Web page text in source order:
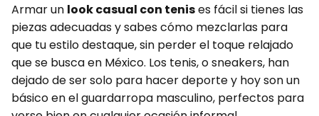
Armar un look casual con tenises fácil si tienes las
piezas adecuadas y sabes cómo mezclarlas para
que tu estilo destaque, sin perder el toque relajado
que se busca en México. Los tenis, o sneakers, han
dejado de ser solo para hacer deporte y hoy son un
básico en el guardarropa masculino, perfectos para